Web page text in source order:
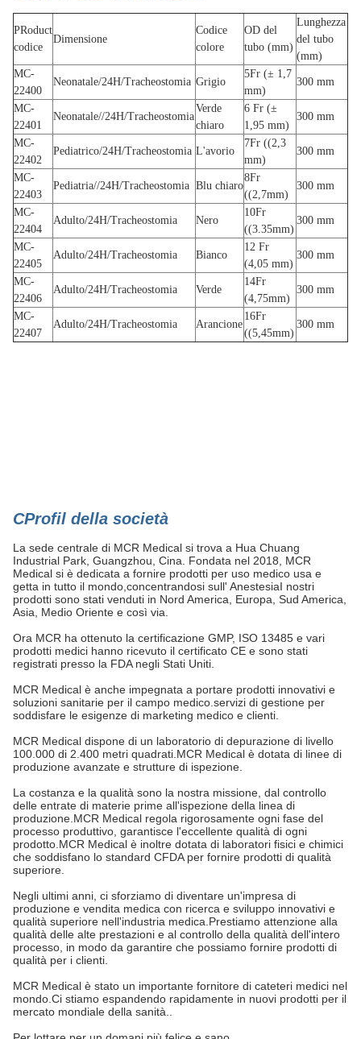
PRoduct
codice
Dimensione
Codice
colore
OD del
tubo (mm)
Lunghezza
del tubo
(mm)
MC-
22400
Neonatale/24H/Tracheostomia Grigio
5Fr (± 1,7
mm)
300 mm
MC-
22401
Neonatale//24H/Tracheostomia
Verde
chiaro
6 Fr (±
1,95 mm)
300 mm
MC-
22402
Pediatrico/24H/Tracheostomia L'avorio
7Fr ((2,3
mm)
300 mm
MC-
22403
Pediatria//24H/Tracheostomia Blu chiaro
8Fr
((2,7mm)
300 mm
MC-
22404
Adulto/24H/Tracheostomia Nero
10Fr
((3.35mm)
300 mm
MC-
22405
Adulto/24H/Tracheostomia Bianco
12 Fr
(4,05 mm)
300 mm
MC-
22406
Adulto/24H/Tracheostomia Verde
14Fr
(4,75mm)
300 mm
MC-
22407
Adulto/24H/Tracheostomia Arancione
16Fr
((5,45mm)
300 mm
CProfil della società
La sede centrale di MCR Medical si trova a Hua Chuang
Industrial Park, Guangzhou, Cina. Fondata nel 2018, MCR
Medical si è dedicata a fornire prodotti per uso medico usa e
getta in tutto il mondo,concentrandosi sull' AnestesiaI nostri
prodotti sono stati venduti in Nord America, Europa, Sud America,
Asia, Medio Oriente e così via.
Ora MCR ha ottenuto la certificazione GMP, ISO 13485 e vari
prodotti medici hanno ricevuto il certificato CE e sono stati
registrati presso la FDA negli Stati Uniti.
MCR Medical è anche impegnata a portare prodotti innovativi e
soluzioni sanitarie per il campo medico.servizi di gestione per
soddisfare le esigenze di marketing medico e clienti.
MCR Medical dispone di un laboratorio di depurazione di livello
100.000 di 2.400 metri quadrati.MCR Medical è dotata di linee di
produzione avanzate e strutture di ispezione.
La costanza e la qualità sono la nostra missione, dal controllo
delle entrate di materie prime all'ispezione della linea di
produzione.MCR Medical regola rigorosamente ogni fase del
processo produttivo, garantisce l'eccellente qualità di ogni
prodotto.MCR Medical è inoltre dotata di laboratori fisici e chimici
che soddisfano lo standard CFDA per fornire prodotti di qualità
superiore.
Negli ultimi anni, ci sforziamo di diventare un'impresa di
produzione e vendita medica con ricerca e sviluppo innovativi e
qualità superiore nell'industria medica.Prestiamo attenzione alla
qualità delle alte prestazioni e al controllo della qualità dell'intero
processo, in modo da garantire che possiamo fornire prodotti di
qualità per i clienti.
MCR Medical è stato un importante fornitore di cateteri medici nel
mondo.Ci stiamo espandendo rapidamente in nuovi prodotti per il
mercato mondiale della sanità..